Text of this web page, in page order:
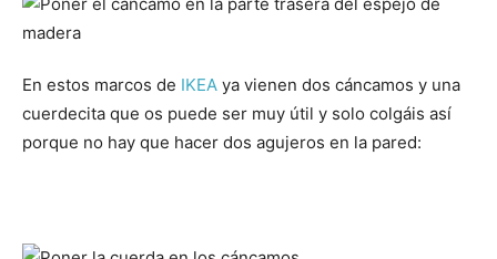
En estos marcos de IKEA ya vienen dos cáncamos y una
cuerdecita que os puede ser muy útil y solo colgáis así
porque no hay que hacer dos agujeros en la pared: